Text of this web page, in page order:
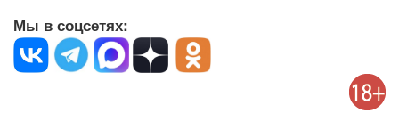
Мы в соцсетях: